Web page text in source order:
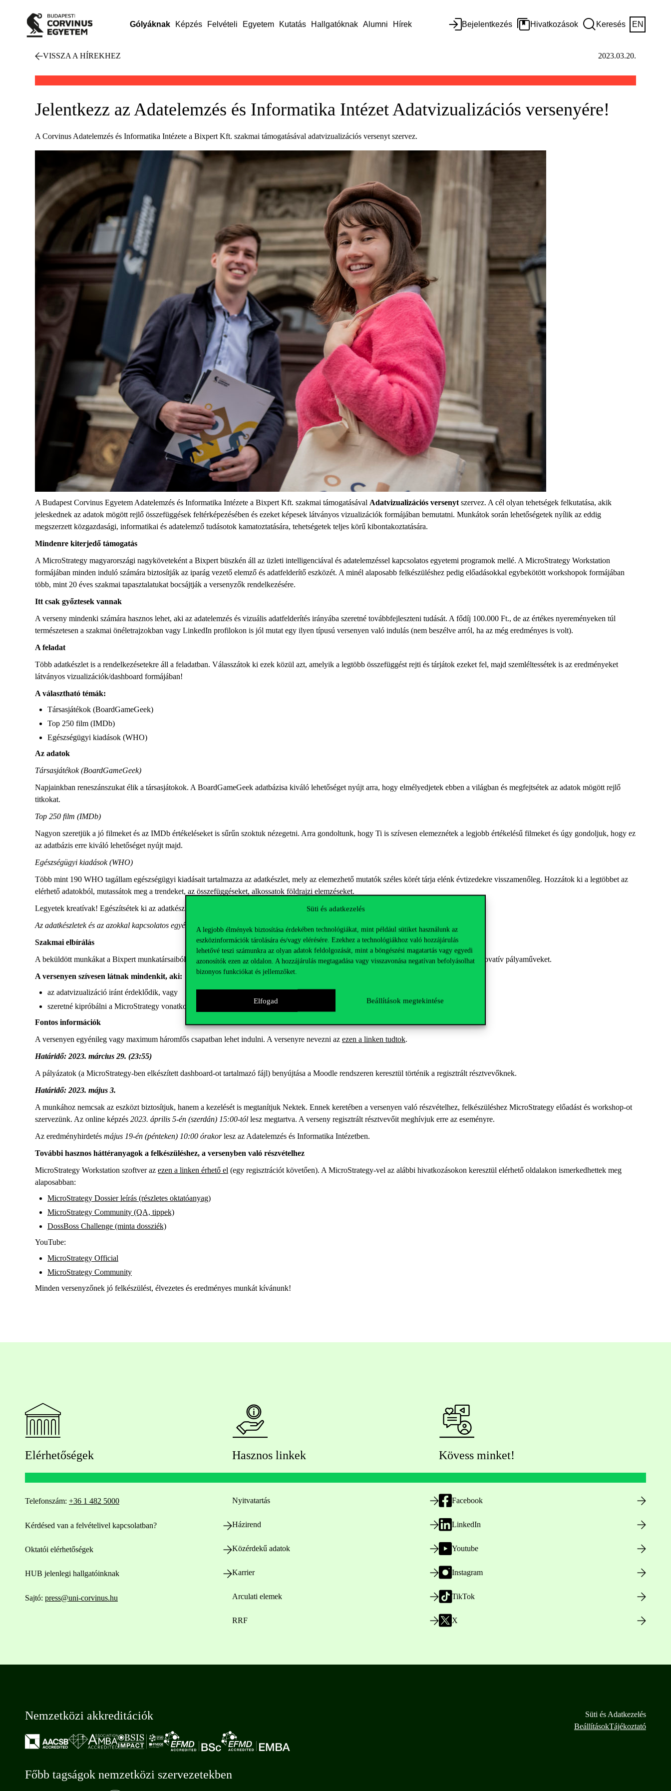
Süti és adatkezelés
A legjobb élmények biztosítása érdekében technológiákat, mint például sütiket használunk az
eszközinformációk tárolására és/vagy elérésére. Ezekhez a technológiákhoz való hozzájárulás
lehetővé teszi számunkra az olyan adatok feldolgozását, mint a böngészési magatartás vagy egyedi
azonosítók ezen az oldalon. A hozzájárulás megtagadása vagy visszavonása negatívan befolyásolhat
bizonyos funkciókat és jellemzőket.
Elfogad Beállítások megtekintése
Gólyáknak Képzés Felvételi Egyetem Kutatás Hallgatóknak Alumni Hírek Bejelentkezés Hivatkozások Keresés EN
VISSZA A HÍREKHEZ 2023.03.20.
Jelentkezz az Adatelemzés és Informatika Intézet Adatvizualizációs versenyére!
A Corvinus Adatelemzés és Informatika Intézete a Bixpert Kft. szakmai támogatásával adatvizualizációs versenyt szervez.
A Budapest Corvinus Egyetem Adatelemzés és Informatika Intézete a Bixpert Kft. szakmai támogatásával Adatvizualizációs versenyt szervez. A cél olyan tehetségek felkutatása, akik
jeleskednek az adatok mögött rejlő összefüggések feltérképezésében és ezeket képesek látványos vizualizációk formájában bemutatni. Munkátok során lehetőségetek nyílik az eddig
megszerzett közgazdasági, informatikai és adatelemző tudásotok kamatoztatására, tehetségetek teljes körű kibontakoztatására.
Mindenre kiterjedő támogatás
A MicroStrategy magyarországi nagyköveteként a Bixpert büszkén áll az üzleti intelligenciával és adatelemzéssel kapcsolatos egyetemi programok mellé. A MicroStrategy Workstation
formájában minden induló számára biztosítják az iparág vezető elemző és adatfelderítő eszközét. A minél alaposabb felkészüléshez pedig előadásokkal egybekötött workshopok formájában
több, mint 20 éves szakmai tapasztalatukat bocsájtják a versenyzők rendelkezésére.
Itt csak győztesek vannak
A verseny mindenki számára hasznos lehet, aki az adatelemzés és vizuális adatfelderítés irányába szeretné továbbfejleszteni tudását. A fődíj 100.000 Ft., de az értékes nyereményeken túl
természetesen a szakmai önéletrajzokban vagy LinkedIn profilokon is jól mutat egy ilyen típusú versenyen való indulás (nem beszélve arról, ha az még eredményes is volt).
A feladat
Több adatkészlet is a rendelkezésetekre áll a feladatban. Válasszátok ki ezek közül azt, amelyik a legtöbb összefüggést rejti és tárjátok ezeket fel, majd szemléltessétek is az eredményeket
látványos vizualizációk/dashboard formájában!
A választható témák:
Társasjátékok (BoardGameGeek)
Top 250 film (IMDb)
Egészségügyi kiadások (WHO)
Az adatok
Társasjátékok (BoardGameGeek)
Napjainkban reneszánszukat élik a társasjátokok. A BoardGameGeek adatbázisa kiváló lehetőséget nyújt arra, hogy elmélyedjetek ebben a világban és megfejtsétek az adatok mögött rejlő
titkokat.
Top 250 film (IMDb)
Nagyon szeretjük a jó filmeket és az IMDb értékeléseket is sűrűn szoktuk nézegetni. Arra gondoltunk, hogy Ti is szívesen elemeznétek a legjobb értékelésű filmeket és úgy gondoljuk, hogy ez
az adatbázis erre kiváló lehetőséget nyújt majd.
Egészségügyi kiadások (WHO)
Több mint 190 WHO tagállam egészségügyi kiadásait tartalmazza az adatkészlet, mely az elemezhető mutatók széles körét tárja elénk évtizedekre visszamenőleg. Hozzátok ki a legtöbbet az
elérhető adatokból, mutassátok meg a trendeket, az összefüggéseket, alkossatok földrajzi elemzéseket.
Legyetek kreatívak! Egészítsétek ki az adatkészleteket belátásotok szerint!
Az adatkészletek és az azokkal kapcsolatos egyéb információk a Moodle-ben lesznek elérhetők a regisztrált résztvevőknek.
Szakmai elbírálás
A beküldött munkákat a Bixpert munkatársaiból és egyetemi oktatókból álló szakértő zsűri értékeli majd és választja ki a legjobb, leginkább innovatív pályaműveket.
A versenyen szívesen látnak mindenkit, aki:
az adatvizualizáció iránt érdeklődik, vagy
szeretné kipróbálni a MicroStrategy vonatkozó megoldását és megmérettetni magát egy verseny keretei közt.
Fontos információk
A versenyen egyénileg vagy maximum háromfős csapatban lehet indulni. A versenyre nevezni az ezen a linken tudtok.
Határidő: 2023. március 29. (23:55)
A pályázatok (a MicroStrategy-ben elkészített dashboard-ot tartalmazó fájl) benyújtása a Moodle rendszeren keresztül történik a regisztrált résztvevőknek.
Határidő: 2023. május 3.
A munkához nemcsak az eszközt biztosítjuk, hanem a kezelését is megtanítjuk Nektek. Ennek keretében a versenyen való részvételhez, felkészüléshez MicroStrategy előadást és workshop-ot
szervezünk. Az online képzés 2023. április 5-én (szerdán) 15:00-tól lesz megtartva. A verseny regisztrált résztvevőit meghívjuk erre az eseményre.
Az eredményhirdetés május 19-én (pénteken) 10:00 órakorlesz az Adatelemzés és Informatika Intézetben.
További hasznos háttéranyagok a felkészüléshez, a versenyben való részvételhez
MicroStrategy Workstation szoftver az ezen a linken érhető el (egy regisztrációt követően). A MicroStrategy-vel az alábbi hivatkozásokon keresztül elérhető oldalakon ismerkedhettek meg
alaposabban:
MicroStrategy Dossier leírás (részletes oktatóanyag)
MicroStrategy Community (QA, tippek)
DossBoss Challenge (minta dossziék)
YouTube:
MicroStrategy Official
MicroStrategy Community
Minden versenyzőnek jó felkészülést, élvezetes és eredményes munkát kívánunk!
Elérhetőségek
Telefonszám: +36 1 482 5000
Kérdésed van a felvételivel kapcsolatban?
Oktatói elérhetőségek
HUB jelenlegi hallgatóinknak
Sajtó: press@uni-corvinus.hu
Hasznos linkek
Nyitvatartás
Házirend
Közérdekű adatok
Karrier
Arculati elemek
RRF
Kövess minket!
Facebook
LinkedIn
Youtube
Instagram
TikTok
X
Nemzetközi akkreditációk
Főbb tagságok nemzetközi szervezetekben
Süti és Adatkezelés
BeállításokTájékoztató